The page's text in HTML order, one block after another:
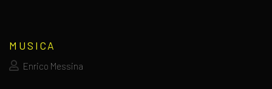
MUSICA
Enrico Messina